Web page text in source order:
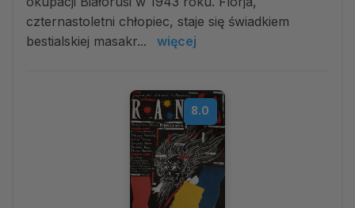
czternastoletni chłopiec, staje się świadkiem
bestialskiej masakr...
więcej
8.0